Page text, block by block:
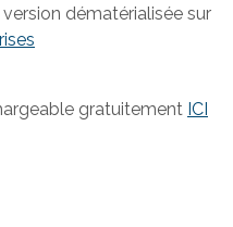
dématérialisée sur
gratuitement ICI